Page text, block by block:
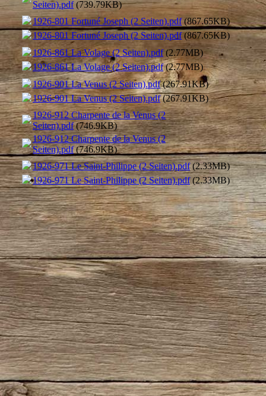
Seiten).pdf(739.79KB)
1926-801 Fortuné Joseph (2 Seiten).pdf(867.65KB)
1926-801 Fortuné Joseph (2 Seiten).pdf(867.65KB)
1926-861 La Volage (2 Seiten).pdf(2.77MB)
1926-861 La Volage (2 Seiten).pdf(2.77MB)
1926-901 La Venus (2 Seiten).pdf(267.91KB)
1926-901 La Venus (2 Seiten).pdf(267.91KB)
1926-912 Charpente de la Venus (2
Seiten).pdf(746.9KB)
1926-912 Charpente de la Venus (2
Seiten).pdf(746.9KB)
1926-971 Le Saint-Philippe (2 Seiten).pdf(2.33MB)
1926-971 Le Saint-Philippe (2 Seiten).pdf(2.33MB)